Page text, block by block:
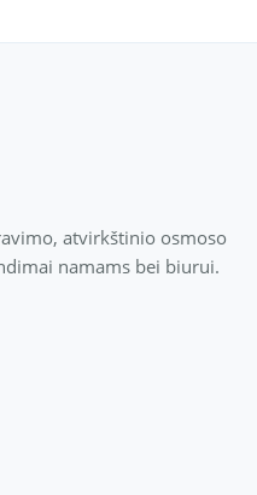
atvirkštinio osmoso
namams bei biurui.